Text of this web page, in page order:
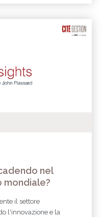
nel
il settore
l'innovazione e la